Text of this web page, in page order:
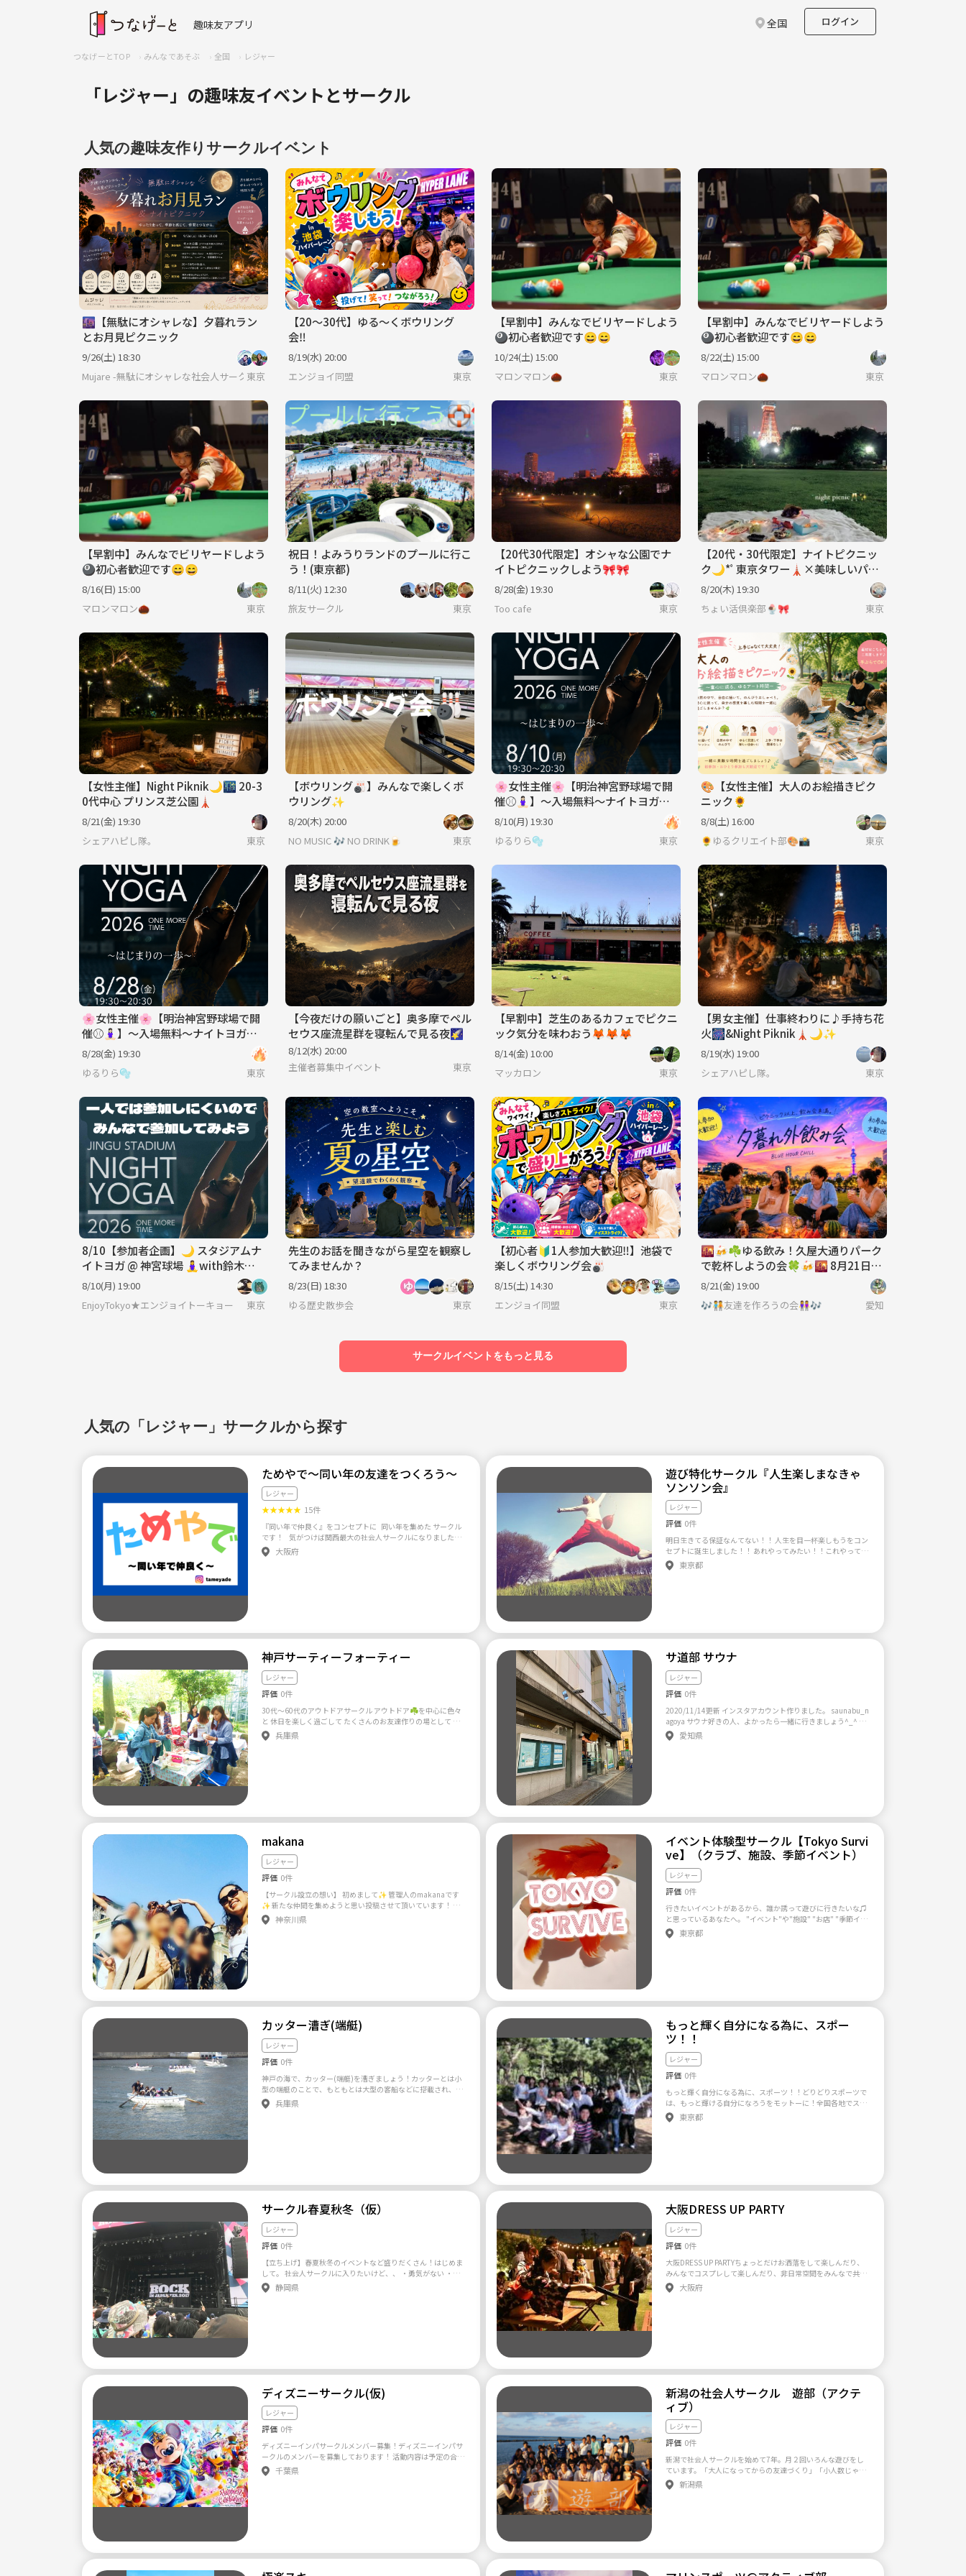
趣味友アプリ 全国 ログイン
つなげーとTOP みんなであそぶ 全国 レジャー
「レジャー」の趣味友イベントとサークル
人気の趣味友作りサークルイベント
🌆【無駄にオシャレな】夕暮れラン
とお月見ピクニック
9/26(土) 18:30
Mujare -無駄にオシャレな社会人サークル-
東京
【20〜30代】ゆる〜くボウリング
会‼️
8/19(水) 20:00
エンジョイ同盟
東京
【早割中】みんなでビリヤードしよう
🎱初心者歓迎です😄😄
10/24(土) 15:00
マロンマロン🌰
東京
【早割中】みんなでビリヤードしよう
🎱初心者歓迎です😄😄
8/22(土) 15:00
マロンマロン🌰
東京
【早割中】みんなでビリヤードしよう
🎱初心者歓迎です😄😄
8/16(日) 15:00
マロンマロン🌰
東京
祝日！よみうりランドのプールに行こ
う！(東京都)
8/11(火) 12:30
旅友サークル
東京
【20代30代限定】オシャな公園でナ
イトピクニックしよう🎀🎀
8/28(金) 19:30
Too cafe
東京
【20代・30代限定】ナイトピクニッ
ク🌙*ﾟ東京タワー🗼×美味しいパン
を食べながらお話しましょ🍞🥐
8/20(木) 19:30
ちょい活倶楽部🍨🎀
東京
【女性主催】Night Piknik🌙🌃 20-3
0代中心 プリンス芝公園🗼
8/21(金) 19:30
シェアハピし隊。
東京
【ボウリング🎳】みんなで楽しくボ
ウリング✨
8/20(木) 20:00
NO MUSIC 🎶 NO DRINK🍺
東京
🌸女性主催🌸【明治神宮野球場で開
催⚾️🧘🏻‍♀️】〜入場無料〜ナイトヨガイ
ベントへ行こう🌙〜《20代〜32歳》
8/10(月) 19:30
ゆるりら🫧
東京
🎨【女性主催】大人のお絵描きピク
ニック🌻
8/8(土) 16:00
🌻ゆるクリエイト部🎨📸
東京
🌸女性主催🌸【明治神宮野球場で開
催⚾️🧘🏻‍♀️】〜入場無料〜ナイトヨガイ
ベントへ行こう🌙〜《20代〜32歳》
8/28(金) 19:30
ゆるりら🫧
東京
【今夜だけの願いごと】奥多摩でペル
セウス座流星群を寝転んで見る夜🌠
8/12(水) 20:00
主催者募集中イベント
東京
【早割中】芝生のあるカフェでピクニ
ック気分を味わおう🦊🦊🦊
8/14(金) 10:00
マッカロン
東京
【男女主催】仕事終わりに♪手持ち花
火🎆&Night Piknik🗼🌙✨
8/19(水) 19:00
シェアハピし隊。
東京
8/10【参加者企画】🌙 スタジアムナ
イトヨガ @ 神宮球場 🧘‍♀️with鈴木一
平
8/10(月) 19:00
EnjoyTokyo★エンジョイトーキョー 〜気持ちだけでも国際派〜
東京
先生のお話を聞きながら星空を観察し
てみませんか？
8/23(日) 18:30
ゆる歴史散歩会
東京
【初心者🔰1人参加大歓迎‼️】池袋で
楽しくボウリング会🎳
8/15(土) 14:30
エンジョイ同盟
東京
🌇🍻☘️ゆる飲み！久屋大通りパーク
で乾杯しようの会🍀🍻🌇 8月21日
(金)19時〜
8/21(金) 19:00
🎶🧑‍🤝‍🧑友達を作ろうの会👭🎶
愛知
サークルイベントをもっと見る
人気の「レジャー」サークルから探す
ためやで〜同い年の友達をつくろう〜
レジャー
★★★★★ 15件
『同い年で仲良く』をコンセプトに 同い年を集めた サークル
です！ 気がつけば関西最大の社会人サークルになりました😳
年上、年下を気にしなくていいので、慣れてきたらタメ口でフ
ランクに話せます！ 91年度生まれから02年度生まれまで募集
お断りしています。 ・迷惑行為なども厳重に注意、対応しま
い、話が聞けない)は退会していただく可能性があります。 ・管
理人は割と忙しいので返信が遅いことがあります。申請や返信
は気長にお待ちください。 ・注意事項を破った方はイベント中
であろうと退会させます。もちろん返金等は行いません。ルー
ルには厳しいです。 ━━━━━━━━━━━━━━━━━━━
━━ 👫活動内容 ━━━━━━━━━━━━━━━━━━━━
━ ドライブや飲み会、カフェ、ボードゲーム、スノボ、BBQ
や旅行などなど、、、 各学年の中で活動内容は自由に決めて
もらおうと思ってます。 そのため「これやりたい！」と自分
してしています！ 現在全学年で約300人のメンバーで男女比
学年が集まっています。 ②同学年はもちろん、みんなで仲良
年会費等はかかりません。好きな時に参加してください！ ━
━━━━━━━━━━━━━━━━━━━━ 💌サークルへの入
り方 ━━━━━━━━━━━━━━━━━━━━━ 突然です
が… 学生の頃「199○年4月〜199○年3月」生まれが同級生で
したよね？ それだけ最初にメッセージで教えてください。 サ
ークルページの下の方に赤く「メンバー申請」ボタンがありま
す。 そこを押すと↓のようなテンプレと「メンバー申請する」
まず、、、 大阪のサークルは、ビジネスや宗教などの勧誘が
思い、今回立ち上げました。 しつこいですが、宗教およびネ
ットワークビジネスの勧誘などを目的としているかたはお断り
してます。 年齢が違っても仲良くなれますが、一緒の方が仲
良くなりやすい気がしてます。 そんな機会を作りたくてサー
クルつくりました！ 以上、長くなりましたが、他にも何か気
になることがあれば質問も受け付けます！
大阪府
遊び特化サークル『人生楽しまなきゃ
ソンソン会』
レジャー
評価 0件
明日生きてる保証なんてない！！ 人生を目一杯楽しもうをコン
セプトに誕生しました！！ あれやってみたい！！これやってみ
たい！！を企画、実行し、みんなでワイワイキャキャと遊ぶサ
ークルです。 現在のところ20人位います（つなげーと以外でも
東京都
神戸サーティーフォーティー
レジャー
評価 0件
30代〜60代のアウトドアサークル アウトドア☘️を中心に色々
と 休日を楽しく過ごして たくさんのお友達作りの場として 季
節に合わせたイベントを企画開催しております mixiにてメンバ
ー217名 お友達、ご家族お誘い合わせの上 是非ご参加下さいま
兵庫県
サ道部 サウナ
レジャー
評価 0件
2020/11/14更新 インスタアカウント作りました。 saunabu_n
agoya サウナ好きの人、よかったら一緒に行きましょう^_^ 水
風呂入った後の体がジーンとする感じ、最高ですよね💆‍♂️ 僕は今
池に住んでて、よくアペゼとかウェルビー行くのですが 他にも
愛知県
makana
レジャー
評価 0件
【サークル設立の想い】 初めまして✨ 管理人のmakanaです
✨ 新たな仲間を集めようと思い投稿させて頂いています！ 私
は海外が好きで毎年年3回海外に行っています✨ そんな中で最
高の仲間が沢山いたらもっといい人生になるのでは？と思い投
い どんな方でもオッケーです🙆‍♀️ まずはお茶でもしながらやり
で不手際が多いかもしれませんがみんなでワイワイ出来たら嬉
おりますが、ハワイ語🌈で【贈り物】という意味です✨ 出逢
いは一期一会‼︎ いろいろな方と出逢い、沢山のステキな人との
繋がりの贈り物を共有して行きたいと思いこの名前にしました
♡ 楽しい出逢いを期待してワクワクしています！ 是非宜しくお
願い致します(⑉• •⑉)‥♡ 出来るだけここに参加して頂いてる方
とお会いしたいと思っていますので、イベントの希望曜日等あ
りましたら是非メッセージお待ちしております🌈
神奈川県
イベント体験型サークル【Tokyo Survi
ve】（クラブ、施設、季節イベント）
レジャー
評価 0件
行きたいイベントがあるから、誰か誘って遊びに行きたいな♫
と思っているあなたへ。 "イベント"や"施設" "お店" "季節イベ
ント" などのコンテンツを中心に遊びに行くサークルです♫
「必ずこのイベントへ行く！」という縛りはなく、 「面白そ
しました。 最近行った場所 ・SONY SUQUARE SHIBUYA PROJE
に行く ・六本木のマジックバーに行く などなど。 面白いこと
を一緒に「面白いね！」と純粋に楽しめたら最高だなと思って
東京都
カッター漕ぎ(端艇)
レジャー
評価 0件
神戸の海で、カッター(端艇)を漕ぎましょう！カッターとは小
型の端艇のことで、もともとは大型の客船などに搭載され、海
難事故の際には救命艇として使われていたものです。海自や海
保、海洋少年団など海に関わる方達の訓練として広まり、現在
人を惹きつけるカッターの魅力だと思います。 私たちのチーム
成績を残しております。 今後、さらに多くの方との交流を深め
たく、こちらでメンバー募集をさせていただく運びとなりまし
た。 【サークル設立の想い】 メンバーは、神戸、大阪近郊在住
の者がほとんどの社会人チームです。年齢層は20代から60代
で、大学時代にカッター部に在籍していた者が数名いますが、
ほとんどが社会人になってカッターを始めました。 仕事も皆そ
れぞれ違う社会人チームですが、友人や職場の仲間など、繋が
りで広がっているチームです。 今まで運動経験がない方や体力
の心配がある方でも、練習ですぐにコツを掴み、漕げるように
感覚で楽しみながら打ち込んでいただけるかと思います。 全国
ー大会をするなど、レース以外でも繋がりを大切にすることが
できます。また、季節によって変化する爽やかな海のスポーツ
として、楽しみを共有することができます。 体験参加はいつで
も大歓迎です！！ 少しでも気になったという方や、マリンスポ
ーツに興味がおありの方は、ぜひお気軽にお問い合わせくださ
い。
兵庫県
もっと輝く自分になる為に、スポー
ツ！！
レジャー
評価 0件
もっと輝く自分になる為に、スポーツ！！どりどりスポーツで
は、もっと輝ける自分になろうをモットーに！全国各地でスポ
ーツを行いたいと思います♪ 今現在は、スキー・スノーボー
ド・ゴルフ・サーフィン・ウインドサーフィン・山登り等をメ
★☆
東京都
サークル春夏秋冬（仮）
レジャー
評価 0件
【立ち上げ】春夏秋冬のイベントなど盛りだくさん！はじめま
して。 社会人サークルに入りたいけど、、 ・勇気がない ・既
存のサークルだともう仲良いグループができあがってる ・なか
なか馴染めなかった など、既存のサークルに入るのは少なから
静岡県
大阪DRESS UP PARTY
レジャー
評価 0件
大阪DRESS UP PARTYちょっとだけお洒落をして楽しんだり、
みんなでコスプレして楽しんだり、非日常空間をみんなで共有
するパーティーです！ドレスアップパーティーのコンセプトは
DRESS UP（お洒落）！普段よりちょっとだけお洒落をして、
大阪府
ディズニーサークル(仮)
レジャー
評価 0件
ディズニーインパサークルメンバー募集！ディズニーインパサ
ークルのメンバーを募集しております！ 活動内容は予定の合う
メンバーでインパや飲み会の実施等です。 年パの有無は問いま
せんが、20歳から33歳までの年齢制限を設けております。 当サ
す。 一緒にディズニー楽しみましょう！ 【サークル設立の想
千葉県
新潟の社会人サークル 遊部（アクテ
ィブ）
レジャー
評価 0件
新潟で社会人サークルを始めて7年。月２回いろんな遊びをし
ています。「大人になってからの友達づくり」「小人数じゃや
らないことやってみよう」などをテーマにいろんな人が参加し
て、自然とたくさん友達が増えていくサークルです。 ～これま
ろう！ ・キャニオニング ・アスレチック！フォレストアドベン
新潟県